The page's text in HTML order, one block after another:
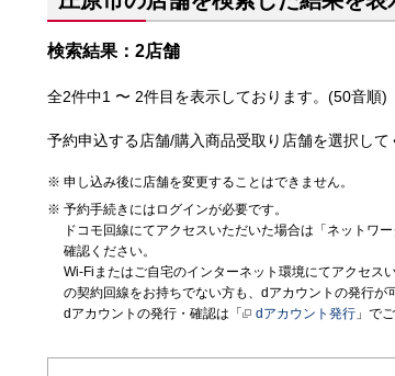
検索結果：2店舗
全2件中1 〜 2件目を表示しております。(50音順)
予約申込する店舗/購入商品受取り店舗を選択して
申し込み後に店舗を変更することはできません。
予約手続きにはログインが必要です。
ドコモ回線にてアクセスいただいた場合は「ネットワ
確認ください。
Wi-Fiまたはご自宅のインターネット環境にてアクセス
の契約回線をお持ちでない方も、dアカウントの発行が
dアカウントの発行・確認は「
dアカウント発行 」で